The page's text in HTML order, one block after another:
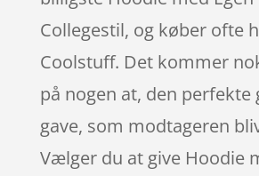
Collegestil, og køber ofte
Coolstuff. Det kommer
på nogen at, den perfekte
gave, som modtageren
Vælger du at give Hoodie